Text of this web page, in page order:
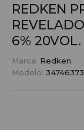
REDKEN
6%
Marca: Redken
Modelo: